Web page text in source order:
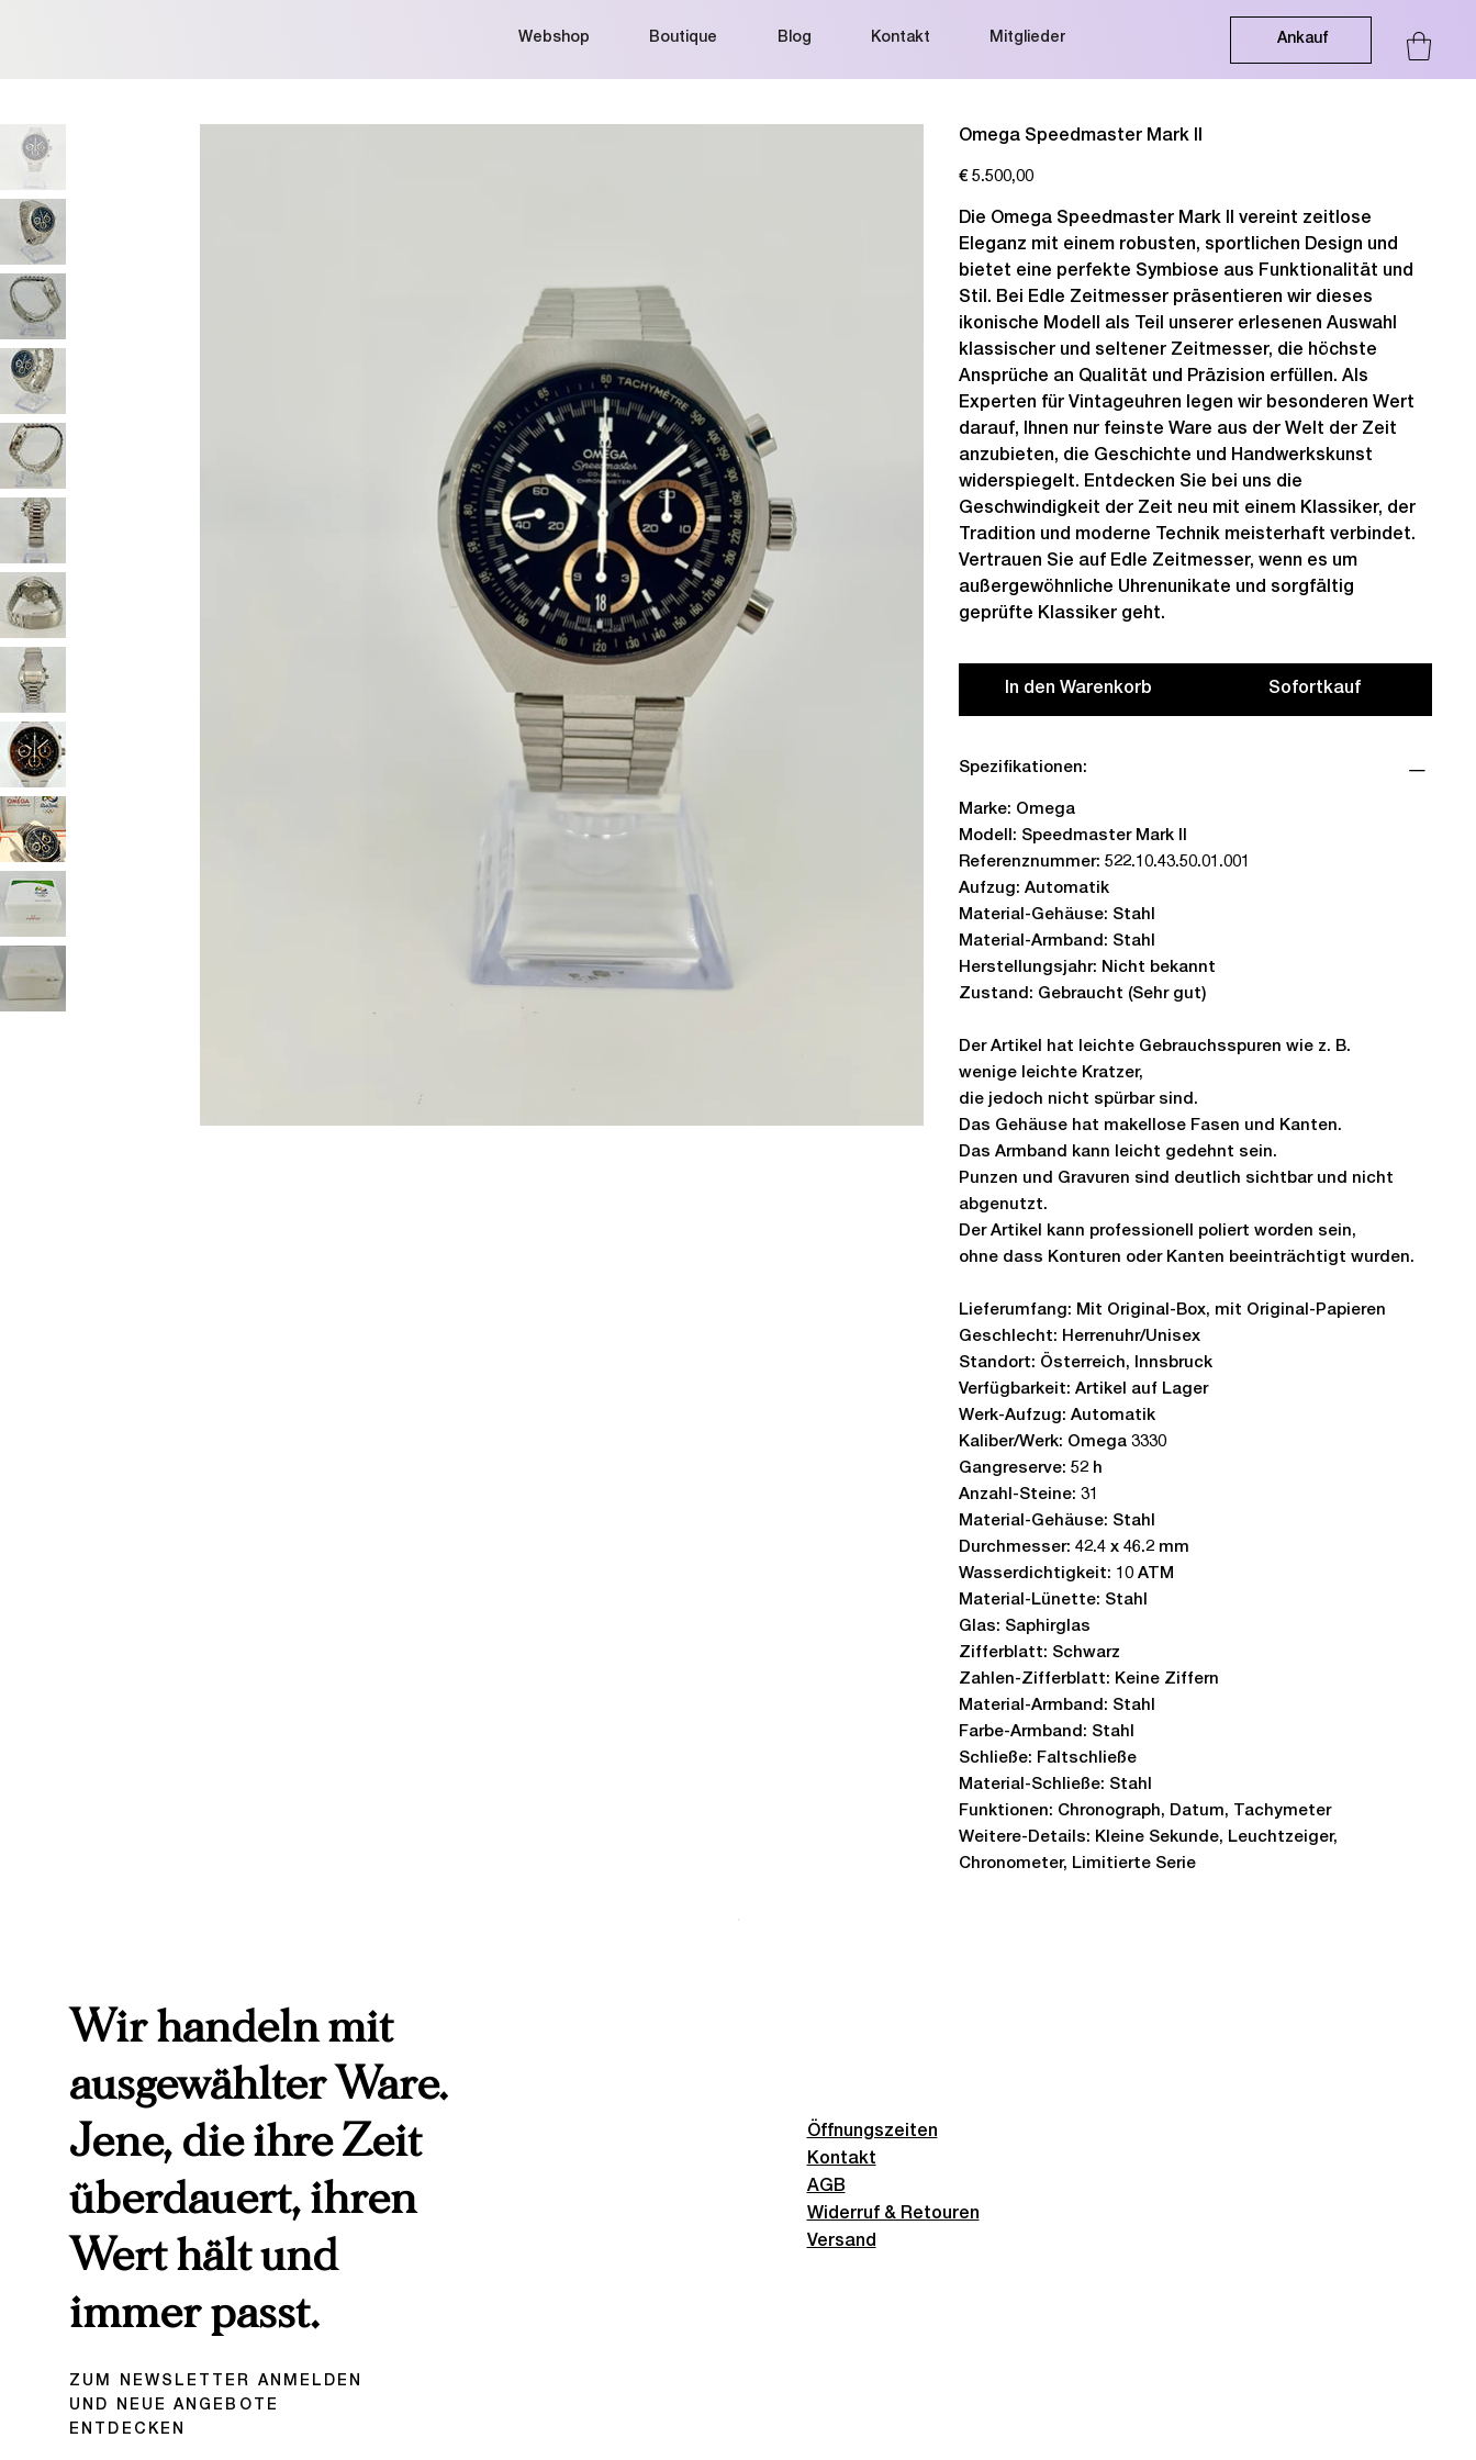
Webshop Boutique Blog Kontakt Mitglieder Ankauf
Omega Speedmaster Mark II
Preis
€ 5.500,00
Die Omega Speedmaster Mark II vereint zeitlose
Eleganz mit einem robusten, sportlichen Design und
bietet eine perfekte Symbiose aus Funktionalität und
Stil. Bei Edle Zeitmesser präsentieren wir dieses
ikonische Modell als Teil unserer erlesenen Auswahl
klassischer und seltener Zeitmesser, die höchste
Ansprüche an Qualität und Präzision erfüllen. Als
Experten für Vintageuhren legen wir besonderen Wert
darauf, Ihnen nur feinste Ware aus der Welt der Zeit
anzubieten, die Geschichte und Handwerkskunst
widerspiegelt. Entdecken Sie bei uns die
Geschwindigkeit der Zeit neu mit einem Klassiker, der
Tradition und moderne Technik meisterhaft verbindet.
Vertrauen Sie auf Edle Zeitmesser, wenn es um
außergewöhnliche Uhrenunikate und sorgfältig
geprüfte Klassiker geht.
In den Warenkorb Sofortkauf
Spezifikationen:
Marke: Omega
Modell: Speedmaster Mark II
Referenznummer: 522.10.43.50.01.001
Aufzug: Automatik
Material-Gehäuse: Stahl
Material-Armband: Stahl
Herstellungsjahr: Nicht bekannt
Zustand: Gebraucht (Sehr gut)
Der Artikel hat leichte Gebrauchsspuren wie z. B.
wenige leichte Kratzer,
die jedoch nicht spürbar sind.
Das Gehäuse hat makellose Fasen und Kanten.
Das Armband kann leicht gedehnt sein.
Punzen und Gravuren sind deutlich sichtbar und nicht
abgenutzt.
Der Artikel kann professionell poliert worden sein,
ohne dass Konturen oder Kanten beeinträchtigt wurden.
Lieferumfang: Mit Original-Box, mit Original-Papieren
Geschlecht: Herrenuhr/Unisex
Standort: Österreich, Innsbruck
Verfügbarkeit: Artikel auf Lager
Werk-Aufzug: Automatik
Kaliber/Werk: Omega 3330
Gangreserve: 52 h
Anzahl-Steine: 31
Material-Gehäuse: Stahl
Durchmesser: 42.4 x 46.2 mm
Wasserdichtigkeit: 10 ATM
Material-Lünette: Stahl
Glas: Saphirglas
Zifferblatt: Schwarz
Zahlen-Zifferblatt: Keine Ziffern
Material-Armband: Stahl
Farbe-Armband: Stahl
Schließe: Faltschließe
Material-Schließe: Stahl
Funktionen: Chronograph, Datum, Tachymeter
Weitere-Details: Kleine Sekunde, Leuchtzeiger,
Chronometer, Limitierte Serie
Wir handeln mit
ausgewählter Ware.
Jene, die ihre Zeit
überdauert, ihren
Wert hält und
immer passt.
ZUM NEWSLETTER ANMELDEN
UND NEUE ANGEBOTE
ENTDECKEN
Öffnungszeiten
Kontakt
AGB
Widerruf & Retouren
Versand